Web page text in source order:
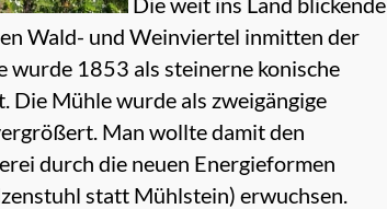
Wald- und Weinviertel inmitten der
wurde 1853 als steinerne konische
Mühle wurde als zweigängige
Man wollte damit den
durch die neuen Energieformen
statt Mühlstein) erwuchsen.